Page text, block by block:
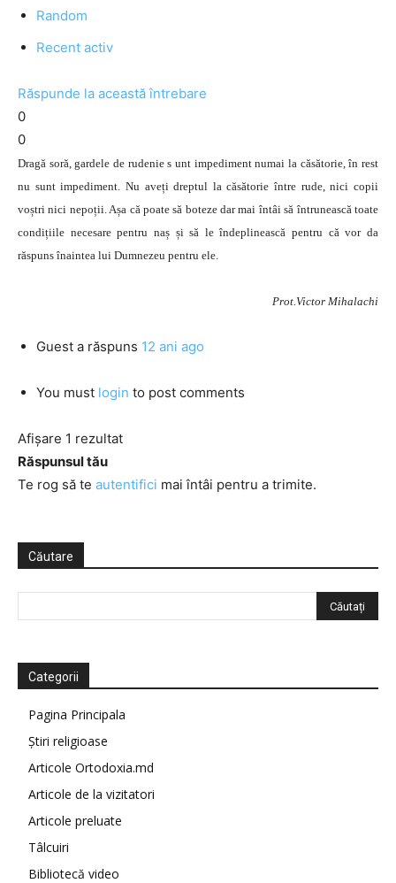
Random
Recent activ
Răspunde la această întrebare
0
0
Dragă soră, gardele de rudenie s unt impediment numai la căsătorie, în rest
nu sunt impediment. Nu aveți dreptul la căsătorie între rude, nici copii
voștri nici nepoții. Așa că poate să boteze dar mai întâi să întrunească toate
condițiile necesare pentru naș și să le îndeplinească pentru că vor da
răspuns înaintea lui Dumnezeu pentru ele.
Prot.Victor Mihalachi
Guest a răspuns 12 ani ago
You must login to post comments
Afișare 1 rezultat
Răspunsul tău
Te rog să te autentifici mai întâi pentru a trimite.
Căutare
Categorii
Pagina Principala
Știri religioase
Articole Ortodoxia.md
Articole de la vizitatori
Articole preluate
Tâlcuiri
Bibliotecă video